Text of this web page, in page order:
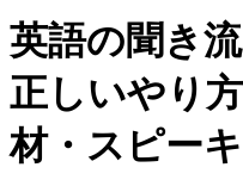
英語の聞き
正しいやり
材・スピー